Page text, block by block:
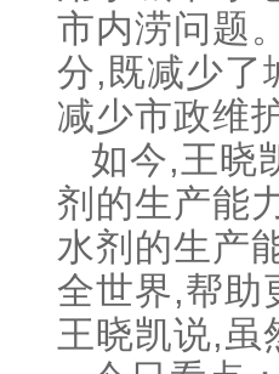
市内涝问题
分,既减少了
减少市政维
如今,王晓
剂的生产能
水剂的生产
全世界,帮助
王晓凯说,虽